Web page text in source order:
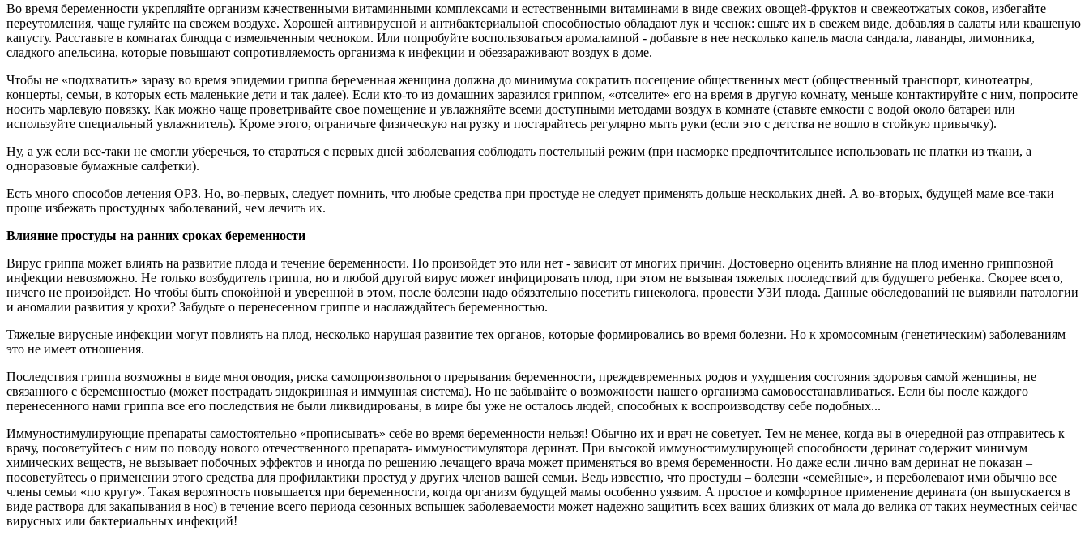
Во время беременности укрепляйте организм качественными витаминными комплексами и естественными витаминами в виде свежих овощей-фруктов и свежеотжатых соков, избегайте
переутомления, чаще гуляйте на свежем воздухе. Хорошей антивирусной и антибактериальной способностью обладают лук и чеснок: ешьте их в свежем виде, добавляя в салаты или квашеную
капусту. Расставьте в комнатах блюдца с измельченным чесноком. Или попробуйте воспользоваться аромалампой - добавьте в нее несколько капель масла сандала, лаванды, лимонника,
сладкого апельсина, которые повышают сопротивляемость организма к инфекции и обеззараживают воздух в доме.
Чтобы не «подхватить» заразу во время эпидемии гриппа беременная женщина должна до минимума сократить посещение общественных мест (общественный транспорт, кинотеатры,
концерты, семьи, в которых есть маленькие дети и так далее). Если кто-то из домашних заразился гриппом, «отселите» его на время в другую комнату, меньше контактируйте с ним, попросите
носить марлевую повязку. Как можно чаще проветривайте свое помещение и увлажняйте всеми доступными методами воздух в комнате (ставьте емкости с водой около батареи или
используйте специальный увлажнитель). Кроме этого, ограничьте физическую нагрузку и постарайтесь регулярно мыть руки (если это с детства не вошло в стойкую привычку).
Ну, а уж если все-таки не смогли уберечься, то стараться с первых дней заболевания соблюдать постельный режим (при насморке предпочтительнее использовать не платки из ткани, а
одноразовые бумажные салфетки).
Есть много способов лечения ОРЗ. Но, во-первых, следует помнить, что любые средства при простуде не следует применять дольше нескольких дней. А во-вторых, будущей маме все-таки
проще избежать простудных заболеваний, чем лечить их.
Влияние простуды на ранних сроках беременности
Вирус гриппа может влиять на развитие плода и течение беременности. Но произойдет это или нет - зависит от многих причин. Достоверно оценить влияние на плод именно гриппозной
инфекции невозможно. Не только возбудитель гриппа, но и любой другой вирус может инфицировать плод, при этом не вызывая тяжелых последствий для будущего ребенка. Скорее всего,
ничего не произойдет. Но чтобы быть спокойной и уверенной в этом, после болезни надо обязательно посетить гинеколога, провести УЗИ плода. Данные обследований не выявили патологии
и аномалии развития у крохи? Забудьте о перенесенном гриппе и наслаждайтесь беременностью.
Тяжелые вирусные инфекции могут повлиять на плод, несколько нарушая развитие тех органов, которые формировались во время болезни. Но к хромосомным (генетическим) заболеваниям
это не имеет отношения.
Последствия гриппа возможны в виде многоводия, риска самопроизвольного прерывания беременности, преждевременных родов и ухудшения состояния здоровья самой женщины, не
связанного с беременностью (может пострадать эндокринная и иммунная система). Но не забывайте о возможности нашего организма самовосстанавливаться. Если бы после каждого
перенесенного нами гриппа все его последствия не были ликвидированы, в мире бы уже не осталось людей, способных к воспроизводству себе подобных...
Иммуностимулирующие препараты самостоятельно «прописывать» себе во время беременности нельзя! Обычно их и врач не советует. Тем не менее, когда вы в очередной раз отправитесь к
врачу, посоветуйтесь с ним по поводу нового отечественного препарата- иммуностимулятора деринат. При высокой иммуностимулирующей способности деринат содержит минимум
химических веществ, не вызывает побочных эффектов и иногда по решению лечащего врача может применяться во время беременности. Но даже если лично вам деринат не показан –
посоветуйтесь о применении этого средства для профилактики простуд у других членов вашей семьи. Ведь известно, что простуды – болезни «семейные», и переболевают ими обычно все
члены семьи «по кругу». Такая вероятность повышается при беременности, когда организм будущей мамы особенно уязвим. А простое и комфортное применение дерината (он выпускается в
виде раствора для закапывания в нос) в течение всего периода сезонных вспышек заболеваемости может надежно защитить всех ваших близких от мала до велика от таких неуместных сейчас
вирусных или бактериальных инфекций!